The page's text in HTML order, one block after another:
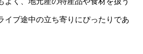
イブ途中の立ち寄りにぴったりであ